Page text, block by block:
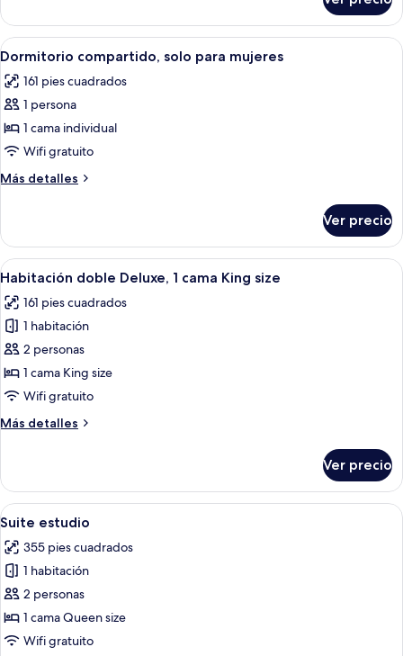
compartido,
dormitorio
mixto
Abrir
todas
las
fotos
de
Dormitorio
compartido,
solo
mujeres
Un dormitorio con literas, un
7
Dormitorio compartido, solo para mujeres
161 pies cuadrados
1 persona
1 cama individual
Wifi gratuito
Más detalles
Más
compartido,
solo
para
Ver precio
Abrir
todas
las
fotos
de
Habitación
doble
1
size
Una habitación de hotel moderna
6
Habitación doble Deluxe, 1 cama King size
161 pies cuadrados
1 habitación
2 personas
1 cama King size
Wifi gratuito
Más detalles
Más
doble
Deluxe,
1
King
size
Ver precio
Abrir
todas
las
fotos
de
Suite
estudio
Una cocina moderna con encimera
6
Suite estudio
355 pies cuadrados
1 habitación
2 personas
1 cama Queen size
Wifi gratuito